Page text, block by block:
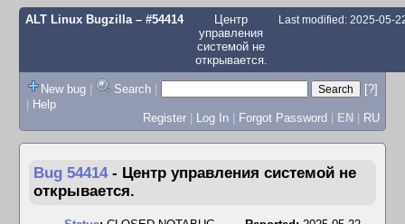
ALT Linux Bugzilla– #54414
Центр
управления
системой не
открывается.
Last modified: 2025-05-
New bug | Search |
[?]
| Help
Register | Log In | Forgot Password | EN | RU
Bug 54414 - Центр управления системой не
открывается.